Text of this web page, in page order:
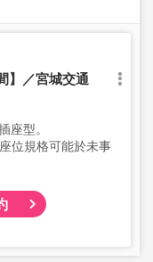
】／宮城交通
座型。
位規格可能於未事